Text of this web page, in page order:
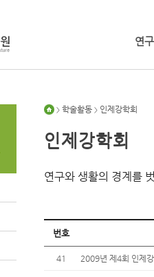
연
> 학술활동 > 인제강학회
인제강학회
연구와 생활의 경계를
번호
41 2009년 제4회 인제